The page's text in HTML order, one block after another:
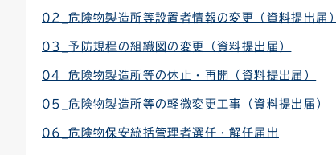
02_危険物製造所等設置者情報の変更（資料提出届）
03_予防規程の組織図の変更（資料提出届）
04_危険物製造所等の休止・再開（資料提出届）
05_危険物製造所等の軽微変更工事（資料提出届）
06_危険物保安統括管理者選任・解任届出